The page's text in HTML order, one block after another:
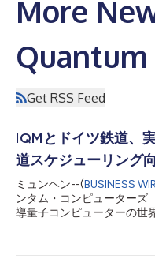
More
Get RSS Feed
IQMとドイツ鉄道、
道スケジューリング
ミュンヘン--(BUSINESS
ンタム・コンピューターズ
導量子コンピューターの世
を探求した共同研究の結果